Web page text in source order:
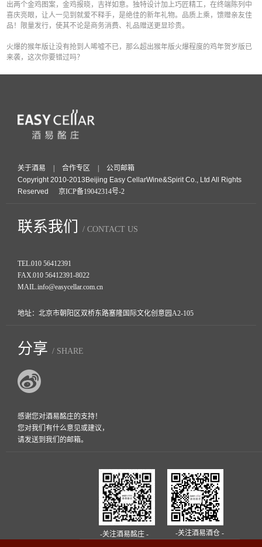
出两个金鸡图案，金鸡报晓，吉祥如意。独特设计加上巧匠精工，在终端陈列中
喜庆亮眼，让人一见到就爱不释手，是绝佳的新年礼物。品质上乘，馈赠亲友佳
品！限量发行，使其不论是商务消费、礼品赠送更显珍贵。
火爆的猴年版让没有抢到人唏嘘不已，那么超出猴年版火爆程度的鸡年贺岁版已
来袭，这次你要错过吗？
关于酒易 合作专区
公司邮箱
Copyright 2010-2013Beijing Easy CellarWine&Spirit Co., Ltd All Rights
Reserved
京ICP备19042314号-2
联系我们 / CONTACT US
TEL.010 56412391
FAX.010 56412391-8022
MAIL.info@easycellar.com.cn
地址：北京市朝阳区双桥东路塞隆国际文化创意园A2-105
分享 / SHARE
感谢您对酒易酩庄的支持！
您对我们有什么意见或建议，
请发送到我们的邮箱。
-关注酒易酩庄 - -关注酒易酒仓 -